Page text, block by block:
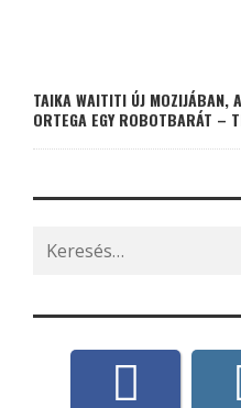
TAIKA WAITITI ÚJ MOZIJÁBAN,
ORTEGA EGY ROBOTBARÁT –
Search
for: